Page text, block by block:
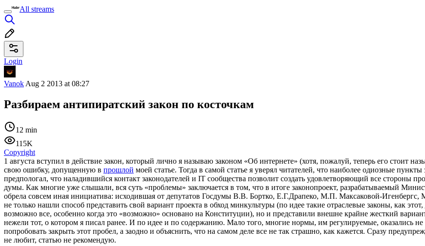
All streams
Login
Vanok Aug 2 2013 at 08:27
Разбираем антипиратский закон по косточкам
12 min
115K
Copyright
1 августа вступил в действие закон, который лично я называю законом «Об интернете» (хотя, пожалуй, теперь его стоит
свою ошибку, допущенную в прошлой моей статье. Тогда в самой статье я уверял читателей, что наиболее одиозные
предпологал, что наладившийся контакт законодателей и IT сообщества позволит создать удовлетворяющий все стороны
думы. Как многие уже слышали, вся суть «проблемы» заключается в том, что в итоге законопроект, разрабатываемый
обрела совсем иная инициатива: исходившая от депутатов Госдумы В.В. Бортко, Е.Г.Драпеко, М.П. Максаковой-
не только нашли способ представить свой вариант проекта в обход минкультуры (по идее такие отраслевые законы, как
возможно все, особенно когда это «возможно» основано на Конституции), но и представили внешне крайне жесткий
нежели тот, о котором я писал ранее. И по идее и по содержанию. Мало того, многие нормы, им регулируемые, оказались
попробовать закрыть этот пробел, а заодно и объяснить, что на самом деле все не так страшно, как кажется. Сразу
не любит, статью не рекомендую.